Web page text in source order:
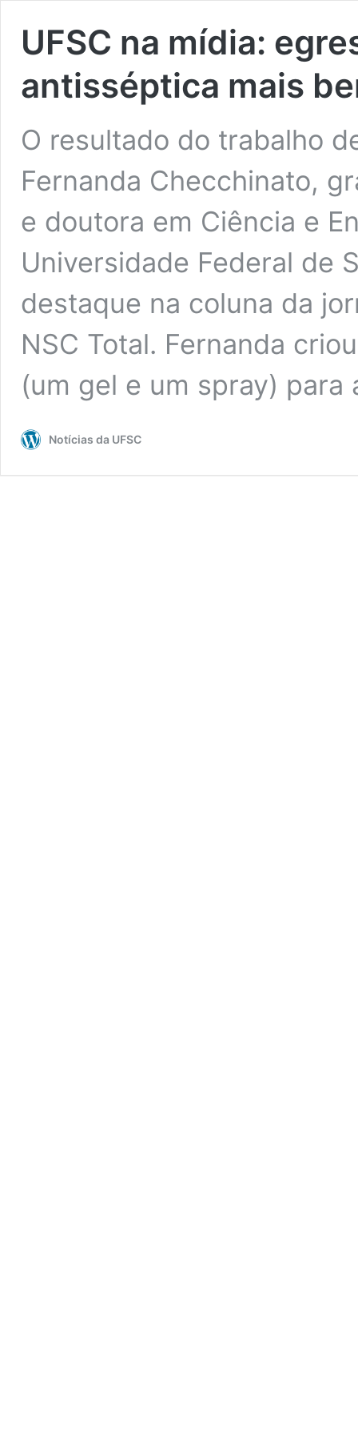
UFSC na mídia:
antisséptica mais
O resultado do trabalho
Fernanda Checchinato,
e doutora em Ciência e
Universidade Federal de
destaque na coluna da
NSC Total. Fernanda
(um gel e um spray)
Notícias da UFSC